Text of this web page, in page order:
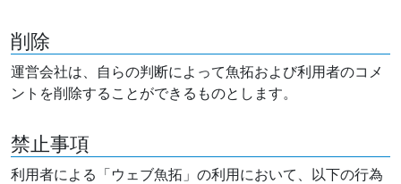
削除
運営会社は、自らの判断によって魚拓および利用者のコメ
ントを削除することができるものとします。
禁止事項
利用者による「ウェブ魚拓」の利用において、以下の行為